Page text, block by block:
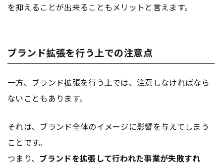
を抑えることが出来ることもメリットと言えます。
ブランド拡張を行う上での注意点
一方、ブランド拡張を行う上では、注意しなければなら
ないこともあります。
それは、ブランド全体のイメージに影響を与えてしまう
ことです。
つまり、 ブランドを拡張して行われた事業が失敗すれ